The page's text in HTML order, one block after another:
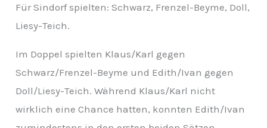
Für Sindorf spielten: Schwarz, Frenzel-Beyme, Doll,
Liesy-Teich.
Im Doppel spielten Klaus/Karl gegen
Schwarz/Frenzel-Beyme und Edith/Ivan gegen
Doll/Liesy-Teich. Während Klaus/Karl nicht
wirklich eine Chance hatten, konnten Edith/Ivan
i
v